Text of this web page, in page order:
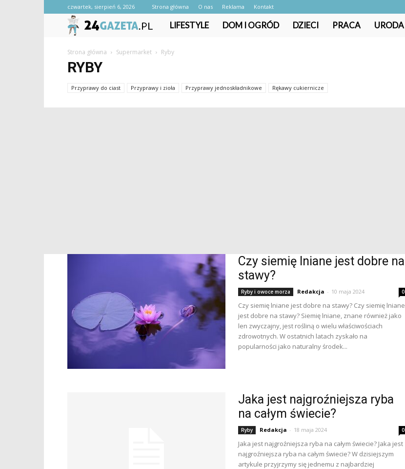
czwartek, sierpień 6, 2026 Strona główna O nas Reklama Kontakt
24gazeta.pl
LIFESTYLE DOM I OGRÓD DZIECI PRACA URODA
Strona główna Supermarket Ryby
RYBY
Przyprawy do ciast Przyprawy i zioła Przyprawy jednoskładnikowe
Rękawy cukiernicze
Czy siemię lniane jest dobre na
stawy?
Ryby i owoce morza Redakcja - 10 maja 2024 0
Czy siemię lniane jest dobre na stawy? Czy siemię lniane
jest dobre na stawy? Siemię lniane, znane również jako
len zwyczajny, jest rośliną o wielu właściwościach
zdrowotnych. W ostatnich latach zyskało na
popularności jako naturalny środek...
Jaka jest najgroźniejsza ryba
na całym świecie?
Ryby Redakcja - 18 maja 2024 0
Jaka jest najgroźniejsza ryba na całym świecie? Jaka jest
najgroźniejsza ryba na całym świecie? W dzisiejszym
artykule przyjrzymy się jednemu z najbardziej